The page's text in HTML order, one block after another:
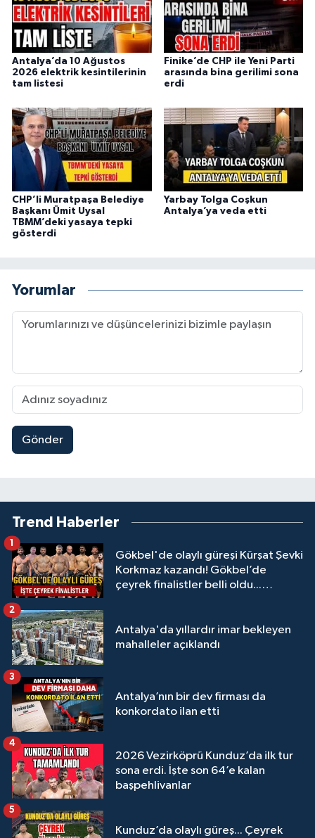
Antalya’da 10 Ağustos
2026 elektrik kesintilerinin
tam listesi
Finike’de CHP ile Yeni Parti
arasında bina gerilimi sona
erdi
CHP’li Muratpaşa Belediye
Başkanı Ümit Uysal
TBMM’deki yasaya tepki
gösterdi
Yarbay Tolga Coşkun
Antalya’ya veda etti
Yorumlar
Gönder
Trend Haberler
Gökbel'de olaylı güreşi Kürşat Şevki
Korkmaz kazandı! Gökbel’de
çeyrek finalistler belli oldu...
1
Antalya'da yıllardır imar bekleyen
mahalleler açıklandı
2
Antalya’nın bir dev firması da
konkordato ilan etti
3
2026 Vezirköprü Kunduz’da ilk tur
sona erdi. İşte son 64’e kalan
başpehlivanlar
4
Kunduz’da olaylı güreş... Çeyrek
5